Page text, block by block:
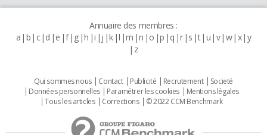
Annuaire des membres :
a b c d e f g h i j k l m n o p q r s t u v w x y
z
Qui sommes nous Contact Publicité Recrutement
Societé
Données personnelles
Paramétrer les cookies
Mentions légales
Tous les articles
Corrections © 2022 CCM Benchmark